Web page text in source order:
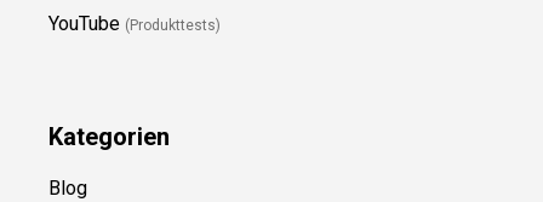
YouTube (Produkttests)
Kategorien
Blog